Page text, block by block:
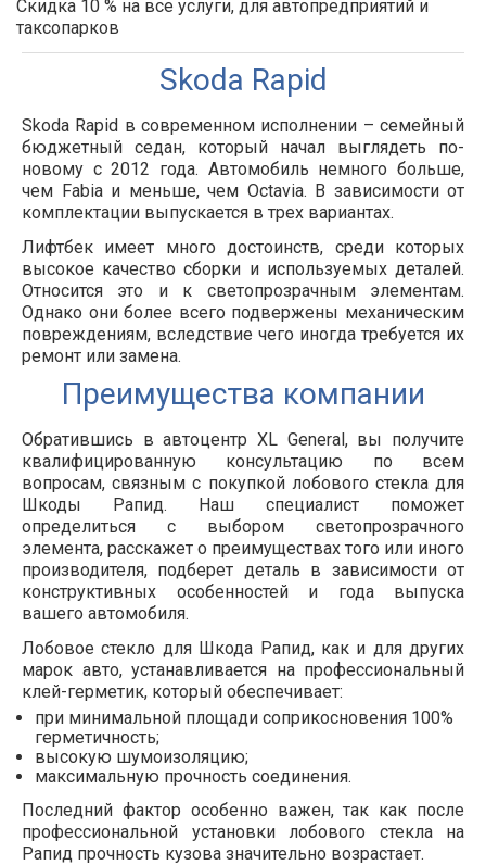
Скидка 10 % на все услуги, для автопредприятий и
таксопарков
Skoda Rapid
Skoda Rapid в современном исполнении – семейный
бюджетный седан, который начал выглядеть по-
новому с 2012 года. Автомобиль немного больше,
чем Fabia и меньше, чем Octavia. В зависимости от
комплектации выпускается в трех вариантах.
Лифтбек имеет много достоинств, среди которых
высокое качество сборки и используемых деталей.
Относится это и к светопрозрачным элементам.
Однако они более всего подвержены механическим
повреждениям, вследствие чего иногда требуется их
ремонт или замена.
Преимущества компании
Обратившись в автоцентр XL General, вы получите
квалифицированную консультацию по всем
вопросам, связным с покупкой лобового стекла для
Шкоды Рапид. Наш специалист поможет
определиться с выбором светопрозрачного
элемента, расскажет о преимуществах того или иного
производителя, подберет деталь в зависимости от
конструктивных особенностей и года выпуска
вашего автомобиля.
Лобовое стекло для Шкода Рапид, как и для других
марок авто, устанавливается на профессиональный
клей-герметик, который обеспечивает:
при минимальной площади соприкосновения 100%
герметичность;
высокую шумоизоляцию;
максимальную прочность соединения.
Последний фактор особенно важен, так как после
профессиональной установки лобового стекла на
Рапид прочность кузова значительно возрастает.